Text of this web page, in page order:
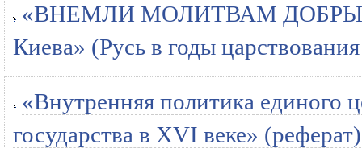
«ВНЕМЛИ МОЛИТВАМ ДОБРЫХ
Киева» (Русь в годы
«Внутренняя политика единого
государства в XVI веке» (реферат)